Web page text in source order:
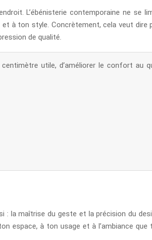
L’ébénisterie contemporaine ne se
à ton style. Concrètement, cela veut dire
de qualité.
utile, d’améliorer le confort au
la maîtrise du geste et la précision du
espace, à ton usage et à l’ambiance que